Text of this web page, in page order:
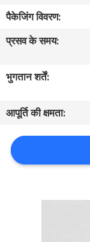
गुणवत्ता
नियंत्रण
संपर्क
करें
समाचार
पैकेजिंग विवरण:
प्रसव के समय:
भुगतान शर्तें:
आपूर्ति की क्षमता: